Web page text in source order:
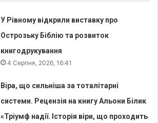
У Рівному відкрили виставку про
Острозьку Біблію та розвиток
книгодрукування
4 Серпня, 2026, 16:41
Віра, що сильніша за тоталітарні
системи. Рецензія на книгу Альони Білик
«Тріумф надії. Історія віри, що проходить